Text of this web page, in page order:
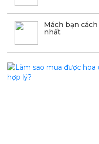
Mách bạn
nhất